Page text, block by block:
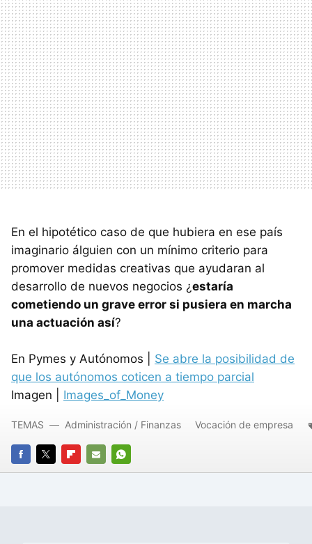
En el hipotético caso de que hubiera en ese país
imaginario álguien con un mínimo criterio para
promover medidas creativas que ayudaran al
desarrollo de nuevos negocios ¿estaría
cometiendo un grave error si pusiera en marcha
una actuación así?
En Pymes y Autónomos | Se abre la posibilidad de
que los autónomos coticen a tiempo parcial
Imagen | Images_of_Money
FACEBOOK
TWITTERFLIPBOARD
E-
WHATSAPP
TEMAS Administración / Finanzas Vocación de empresa